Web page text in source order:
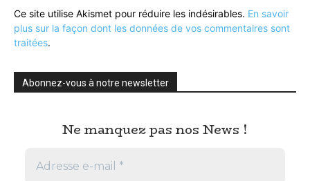
Ce site utilise Akismet pour réduire les indésirables. En savoir
plus sur la façon dont les données de vos commentaires sont
traitées.
Abonnez-vous à notre newsletter
Ne manquez pas nos News !